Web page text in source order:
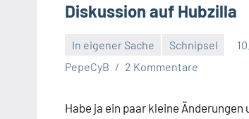
Diskussion auf Hubzilla
In eigener Sache Schnipsel
PepeCyB
2 Kommentare
Habe ja ein paar kleine Änderungen